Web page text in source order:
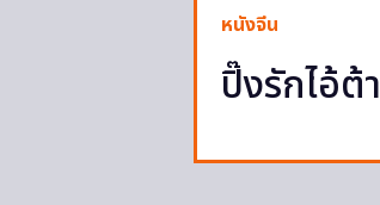
หนังจีน
ปิ๊งรักไอ้